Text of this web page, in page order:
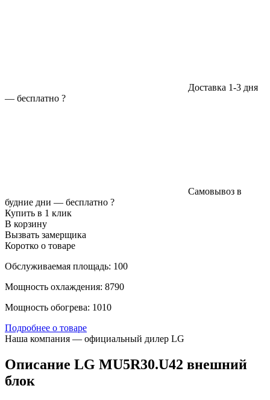
Доставка 1-3 дня
— бесплатно ?
Самовывоз в
будние дни — бесплатно ?
Купить в 1 клик
В корзину
Вызвать замерщика
Коротко о товаре
Обслуживаемая площадь: 100
Мощность охлаждения: 8790
Мощность обогрева: 1010
Подробнее о товаре
Наша компания — официальный дилер LG
Описание LG MU5R30.U42 внешний
блок